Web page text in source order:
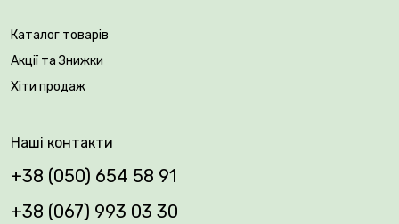
Каталог товарів
Акції та Знижки
Хіти продаж
Наші контакти
+38 (050) 654 58 91
+38 (067) 993 03 30